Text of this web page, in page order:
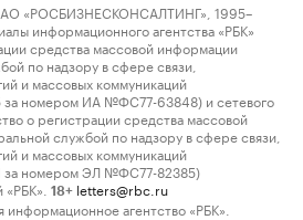
«РОСБИЗНЕСКОНСАЛТИНГ», 1995–
информационного агентства «РБК»
средства массовой информации
по надзору в сфере связи,
и массовых коммуникаций
за номером ИА №ФС77-63848) и сетевого
о регистрации средства массовой
службой по надзору в сфере связи,
и массовых коммуникаций
за номером ЭЛ №ФС77-82385)
18+ letters@rbc.ru
информационное агентство «РБК».